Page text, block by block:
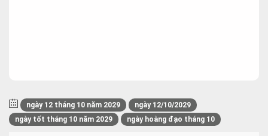
ngày 12 tháng 10 năm 2029
ngày 12/10/2029
ngày tốt tháng 10 năm 2029
ngày hoàng đạo tháng 10